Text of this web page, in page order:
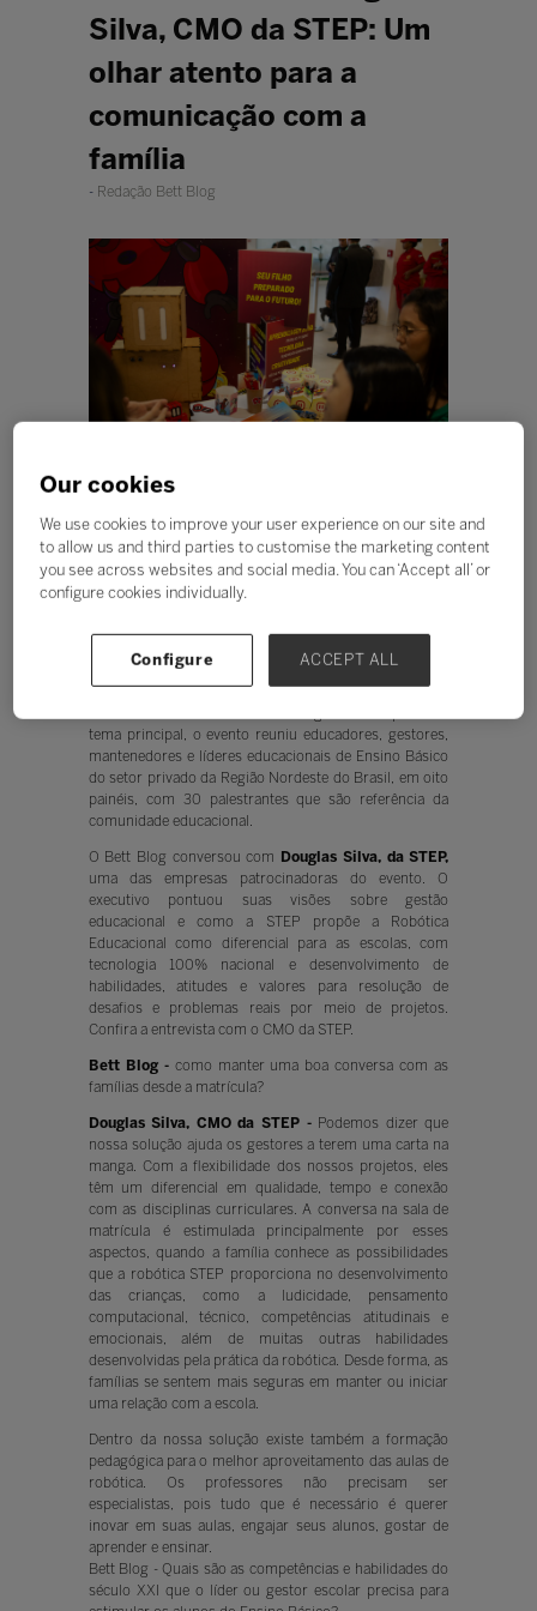
Silva, CMO da STEP: Um
olhar atento para a
comunicação com a
família
Redação Bett Blog
Ouvir
A 3ª Jornada Bett, realizada nos dias 5 e 6 de outubro,
América Latina, colocou no centro dos debates a
“Gestão escolar e Inovação na aprendizagem: como
tema principal, o evento reuniu educadores, gestores,
mantenedores e líderes educacionais de Ensino Básico
do setor privado da Região Nordeste do Brasil, em oito
painéis, com 30 palestrantes que são referência da
comunidade educacional.
O Bett Blog conversou com Douglas Silva, da STEP,
uma das empresas patrocinadoras do evento. O
executivo pontuou suas visões sobre gestão
educacional e como a STEP propõe a Robótica
Educacional como diferencial para as escolas, com
tecnologia 100% nacional e desenvolvimento de
habilidades, atitudes e valores para resolução de
desafios e problemas reais por meio de projetos.
Confira a entrevista com o CMO da STEP.
Bett Blog - como manter uma boa conversa com as
famílias desde a matrícula?
Douglas Silva, CMO da STEP - Podemos dizer que
nossa solução ajuda os gestores a terem uma carta na
manga. Com a flexibilidade dos nossos projetos, eles
têm um diferencial em qualidade, tempo e conexão
com as disciplinas curriculares. A conversa na sala de
matrícula é estimulada principalmente por esses
aspectos, quando a família conhece as possibilidades
que a robótica STEP proporciona no desenvolvimento
das crianças, como a ludicidade, pensamento
computacional, técnico, competências atitudinais e
emocionais, além de muitas outras habilidades
desenvolvidas pela prática da robótica. Desde forma, as
famílias se sentem mais seguras em manter ou iniciar
uma relação com a escola.
Dentro da nossa solução existe também a formação
pedagógica para o melhor aproveitamento das aulas de
robótica. Os professores não precisam ser
especialistas, pois tudo que é necessário é querer
inovar em suas aulas, engajar seus alunos, gostar de
aprender e ensinar.
Bett Blog - Quais são as competências e habilidades do
século XXI que o líder ou gestor escolar precisa para
Our cookies
We use cookies to improve your user experience on our site and
to allow us and third parties to customise the marketing content
you see across websites and social media. You can ‘Accept all’ or
configure cookies individually.
Configure ACCEPT ALL